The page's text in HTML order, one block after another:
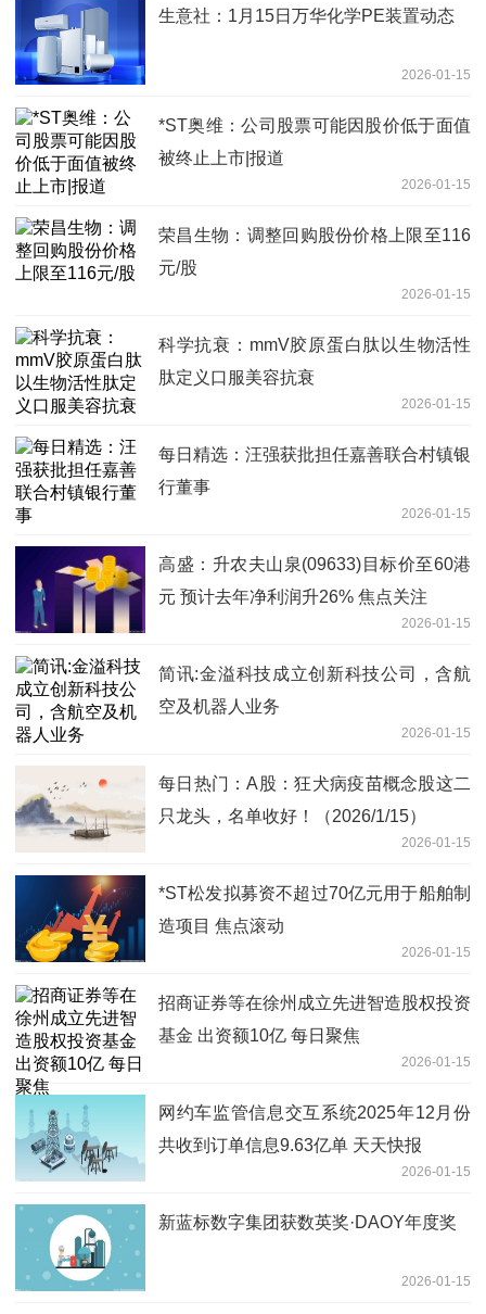
生意社：1月15日万华化学PE装置动态
2026-01-15
*ST奥维：公司股票可能因股价低于面值
被终止上市|报道
2026-01-15
荣昌生物：调整回购股份价格上限至116
元/股
2026-01-15
科学抗衰：mmV胶原蛋白肽以生物活性
肽定义口服美容抗衰
2026-01-15
每日精选：汪强获批担任嘉善联合村镇银
行董事
2026-01-15
高盛：升农夫山泉(09633)目标价至60港
元 预计去年净利润升26% 焦点关注
2026-01-15
简讯:金溢科技成立创新科技公司，含航
空及机器人业务
2026-01-15
每日热门：A股：狂犬病疫苗概念股这二
只龙头，名单收好！（2026/1/15）
2026-01-15
*ST松发拟募资不超过70亿元用于船舶制
造项目 焦点滚动
2026-01-15
招商证券等在徐州成立先进智造股权投资
基金 出资额10亿 每日聚焦
2026-01-15
网约车监管信息交互系统2025年12月份
共收到订单信息9.63亿单 天天快报
2026-01-15
新蓝标数字集团获数英奖·DAOY年度奖
2026-01-15